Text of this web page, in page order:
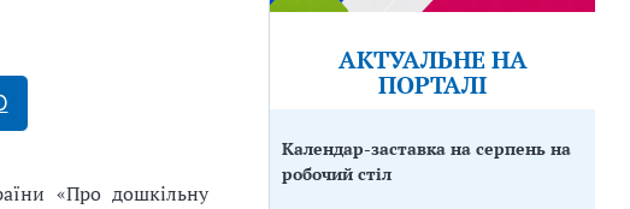
«Про дошкільну
АКТУАЛЬНЕ НА
ПОРТАЛІ
Календар-заставка на серпень на
робочий стіл